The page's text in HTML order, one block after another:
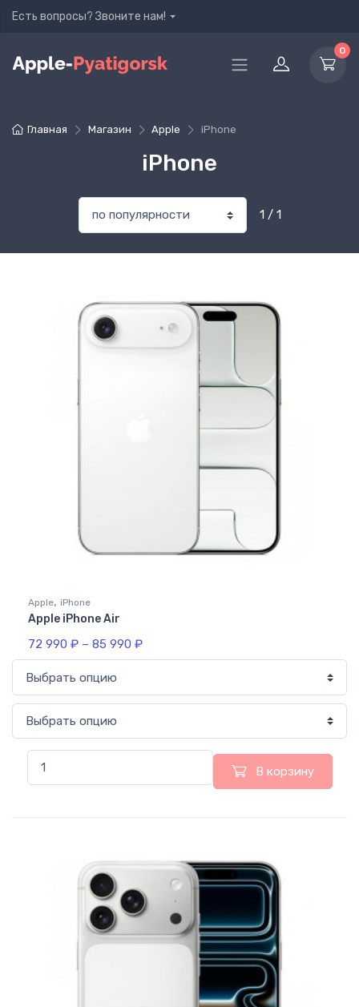
Есть вопросы? Звоните нам!
0
Главная Магазин Apple iPhone
iPhone
1 / 1
Apple, iPhone
Apple iPhone Air
72 990 ₽ – 85 990 ₽
В корзину